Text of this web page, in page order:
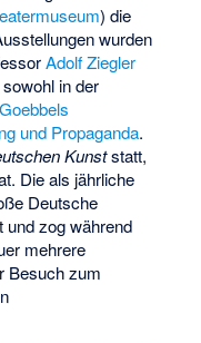
) die
wurden
Adolf Ziegler
in der
und Propaganda.
Kunststatt,
Die als jährliche
Deutsche
und zog während
mehrere
Besuch zum